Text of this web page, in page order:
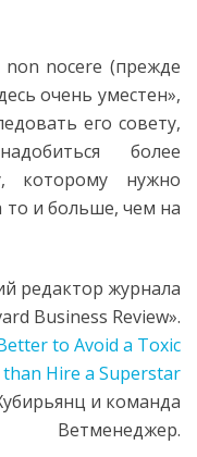
nocere (прежде
очень уместен»,
его совету,
более
которому нужно
и больше, чем на
редактор журнала
Business Review».
to Avoid a Toxic
than Hire a Superstar
и команда
Ветменеджер.